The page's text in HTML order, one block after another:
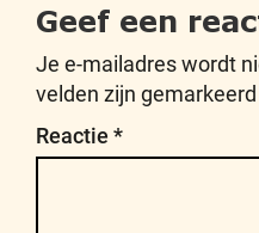
Geef een
Je e-mailadres wordt
velden zijn
Reactie *